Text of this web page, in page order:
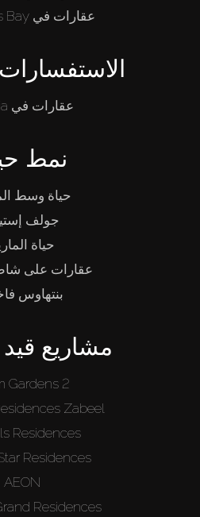
عقارات في Business Bay
عقارات في Ghalia
نمط
حياة وسط
جولف
حياة
عقارات على
بنتهاوس
مشاريع قيد
Gardens 2
Zabeel
Residences
Residences
AEON
Residences